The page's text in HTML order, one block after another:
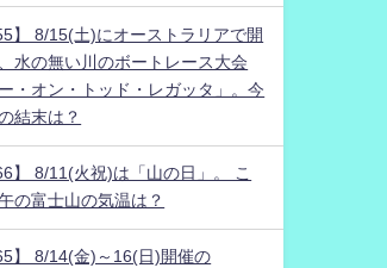
】 8/15(土)にオーストラリアで開
水の無い川のボートレース大会
ー・オン・トッド・レガッタ」。今
結末は？
】 8/11(火祝)は「山の日」。 こ
の富士山の気温は？
】 8/14(金)～16(日)開催の